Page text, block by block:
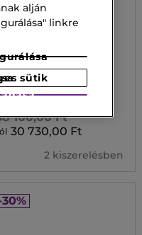
RÊVÉE D'ELIYA
Rêvée d'Eliya Eau
Toilett
100,00 Ft
30 730,00 Ft
2 kiszerelésben
30%
alján
linkre